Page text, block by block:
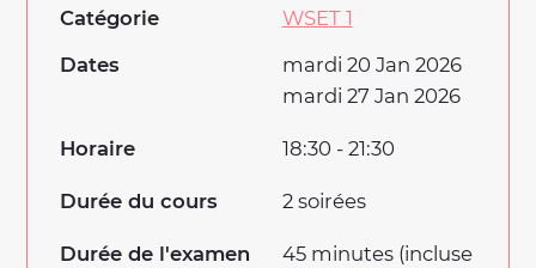
Catégorie
WSET 1
Dates
mardi 20 Jan 2026
mardi 27 Jan 2026
Horaire 18:30 - 21:30
Durée du cours 2 soirées
Durée de l'examen
45 minutes (incluse